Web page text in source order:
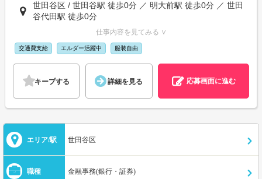
世田谷区 / 世田谷駅 徒歩0分 ／ 明大前駅 徒歩0分 ／ 世田
谷代田駅 徒歩0分
仕事内容を見てみる ∨
交通費支給 エルダー活躍中 服装自由
キープする 詳細を見る 応募画面に進む
エリア/駅 世田谷区
職種 金融事務(銀行・証券)